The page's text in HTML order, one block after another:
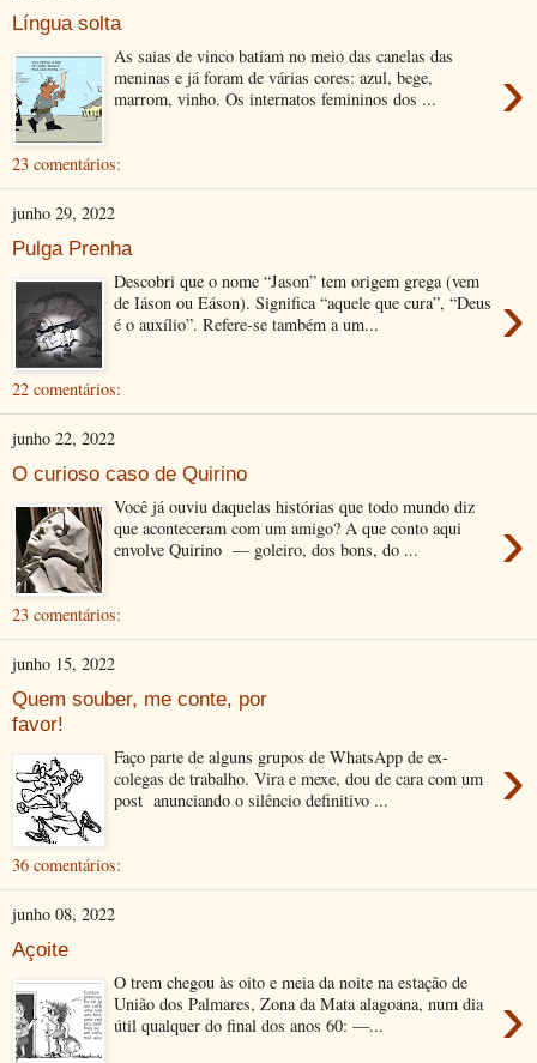
Língua solta
›
As saias de vinco batiam no meio das canelas das
meninas e já foram de várias cores: azul, bege,
marrom, vinho. Os internatos femininos dos ...
23 comentários:
junho 29, 2022
Pulga Prenha
›
Descobri que o nome “Jason” tem origem grega (vem
de Iáson ou Eáson). Significa “aquele que cura”, “Deus
é o auxílio”. Refere-se também a um...
22 comentários:
junho 22, 2022
O curioso caso de Quirino
›
Você já ouviu daquelas histórias que todo mundo diz
que aconteceram com um amigo? A que conto aqui
envolve Quirino — goleiro, dos bons, do ...
23 comentários:
junho 15, 2022
Quem souber, me conte, por
favor!
›
Faço parte de alguns grupos de WhatsApp de ex-
colegas de trabalho. Vira e mexe, dou de cara com um
post anunciando o silêncio definitivo ...
36 comentários:
junho 08, 2022
Açoite
›
O trem chegou às oito e meia da noite na estação de
União dos Palmares, Zona da Mata alagoana, num dia
útil qualquer do final dos anos 60: —...